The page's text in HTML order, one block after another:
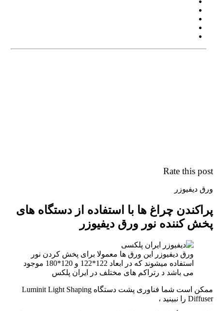
Rate this post
ورق دیفیوزر
پراکندن چراغ ها با استفاده از دستگاه های
پخش کننده نور ورق دیفیوزر
ورق دیفیوزر این ورق ها معمولا برای پخش کردن نور
استفاده میشوند که در ابعاد 122*122 و 120*180 موجود
می باشد د رتراکم های مختلف در ایران پلکس
ممکن است شما فناوری پشت دستگاه Luminit Light Shaping
Diffuser را نبینید ،